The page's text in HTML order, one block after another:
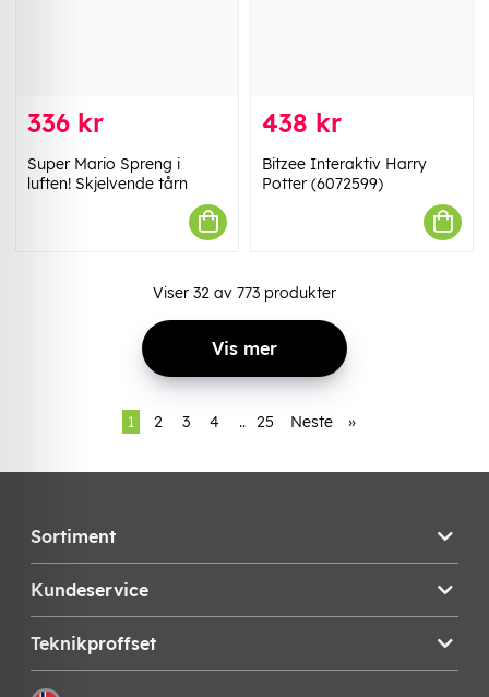
336 kr
Super Mario Spreng i
luften! Skjelvende tårn
438 kr
Bitzee Interaktiv Harry
Potter (6072599)
Viser 32 av 773 produkter
Vis mer
1 2 3 4 .. 25 Neste »
Sortiment
Kundeservice
Teknikproffset